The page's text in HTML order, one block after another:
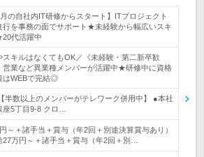
月の自社内IT研修からスタート】ITプロジェクト
行を事務の面でサポート★未経験から幅広いスキ
代活躍中
スキルはなくてもOK／《未経験・第二新卒歓
営業など異業種メンバーが活躍中★研修中に資格
はWEBで完結◎
半数以上のメンバーがテレワーク併用中】 ●本社
座5丁目9-8 クロ…
～＋諸手当＋賞与（年2回＋別途決算賞与あり）
万円～＋諸手当＋賞与（年2回＋別…